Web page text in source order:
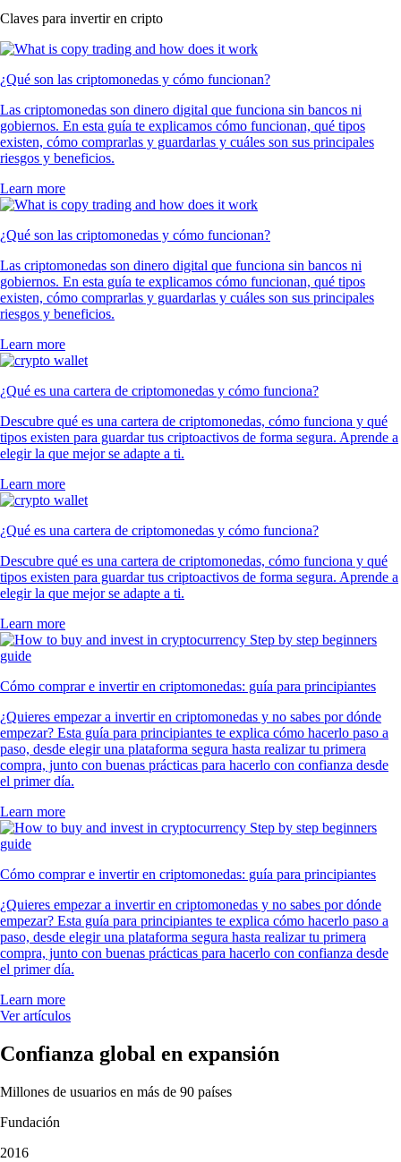
Claves para invertir en cripto
¿Qué son las criptomonedas y cómo funcionan?
Las criptomonedas son dinero digital que funciona sin bancos ni
gobiernos. En esta guía te explicamos cómo funcionan, qué tipos
existen, cómo comprarlas y guardarlas y cuáles son sus principales
riesgos y beneficios.
Learn more
¿Qué son las criptomonedas y cómo funcionan?
Las criptomonedas son dinero digital que funciona sin bancos ni
gobiernos. En esta guía te explicamos cómo funcionan, qué tipos
existen, cómo comprarlas y guardarlas y cuáles son sus principales
riesgos y beneficios.
Learn more
¿Qué es una cartera de criptomonedas y cómo funciona?
Descubre qué es una cartera de criptomonedas, cómo funciona y qué
tipos existen para guardar tus criptoactivos de forma segura. Aprende a
elegir la que mejor se adapte a ti.
Learn more
¿Qué es una cartera de criptomonedas y cómo funciona?
Descubre qué es una cartera de criptomonedas, cómo funciona y qué
tipos existen para guardar tus criptoactivos de forma segura. Aprende a
elegir la que mejor se adapte a ti.
Learn more
Cómo comprar e invertir en criptomonedas: guía para principiantes
¿Quieres empezar a invertir en criptomonedas y no sabes por dónde
empezar? Esta guía para principiantes te explica cómo hacerlo paso a
paso, desde elegir una plataforma segura hasta realizar tu primera
compra, junto con buenas prácticas para hacerlo con confianza desde
el primer día.
Learn more
Cómo comprar e invertir en criptomonedas: guía para principiantes
¿Quieres empezar a invertir en criptomonedas y no sabes por dónde
empezar? Esta guía para principiantes te explica cómo hacerlo paso a
paso, desde elegir una plataforma segura hasta realizar tu primera
compra, junto con buenas prácticas para hacerlo con confianza desde
el primer día.
Learn more
Ver artículos
Confianza global en expansión
Millones de usuarios en más de 90 países
Fundación
2016